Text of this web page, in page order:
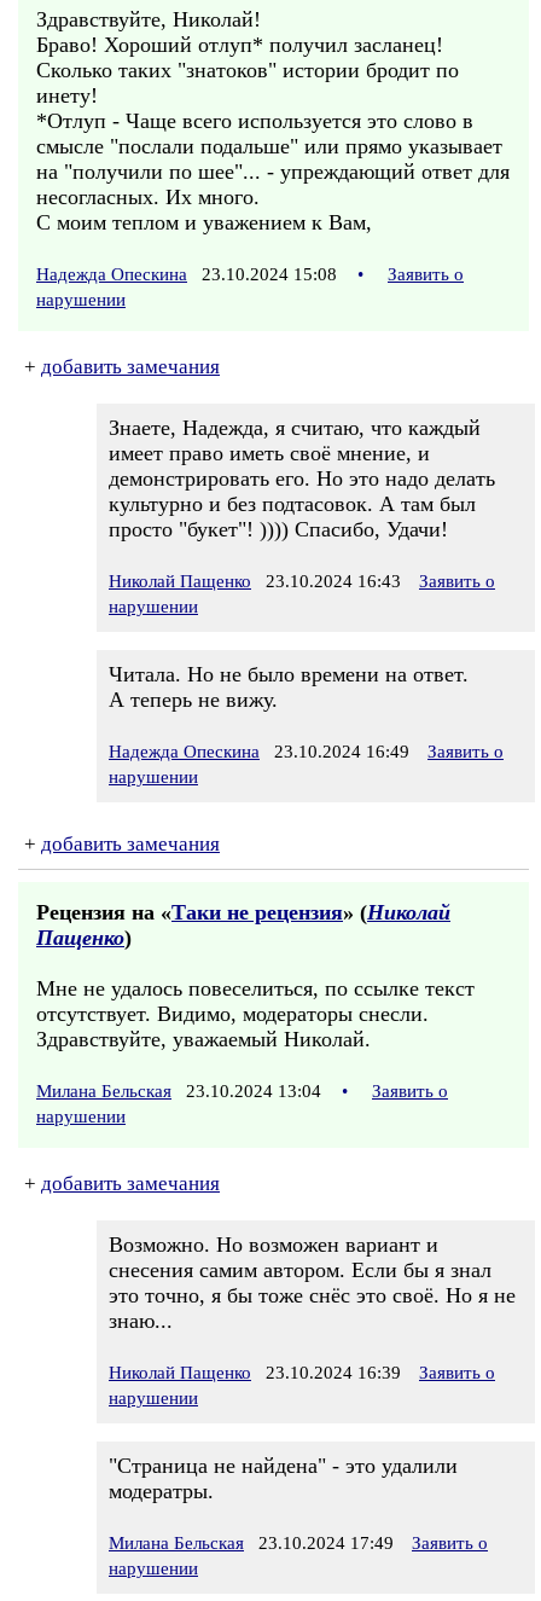
Здравствуйте, Николай!
Браво! Хороший отлуп* получил засланец!
Сколько таких "знатоков" истории бродит по
инету!
*Отлуп - Чаще всего используется это слово в
смысле "послали подальше" или прямо указывает
на "получили по шее"... - упреждающий ответ для
несогласных. Их много.
С моим теплом и уважением к Вам,
Надежда Опескина 23.10.2024 15:08 •
Заявить о
нарушении
+ добавить замечания
Знаете, Надежда, я считаю, что каждый
имеет право иметь своё мнение, и
демонстрировать его. Но это надо делать
культурно и без подтасовок. А там был
просто "букет"! )))) Спасибо, Удачи!
Николай Пащенко 23.10.2024 16:43
Заявить о
нарушении
Читала. Но не было времени на ответ.
А теперь не вижу.
Надежда Опескина 23.10.2024 16:49
Заявить о
нарушении
+ добавить замечания
Рецензия на «Таки не рецензия» (Николай
Пащенко)
Мне не удалось повеселиться, по ссылке текст
отсутствует. Видимо, модераторы снесли.
Здравствуйте, уважаемый Николай.
Милана Бельская 23.10.2024 13:04 •
Заявить о
нарушении
+ добавить замечания
Возможно. Но возможен вариант и
снесения самим автором. Если бы я знал
это точно, я бы тоже снёс это своё. Но я не
знаю...
Николай Пащенко 23.10.2024 16:39
Заявить о
нарушении
"Страница не найдена" - это удалили
модератры.
Милана Бельская 23.10.2024 17:49
Заявить о
нарушении